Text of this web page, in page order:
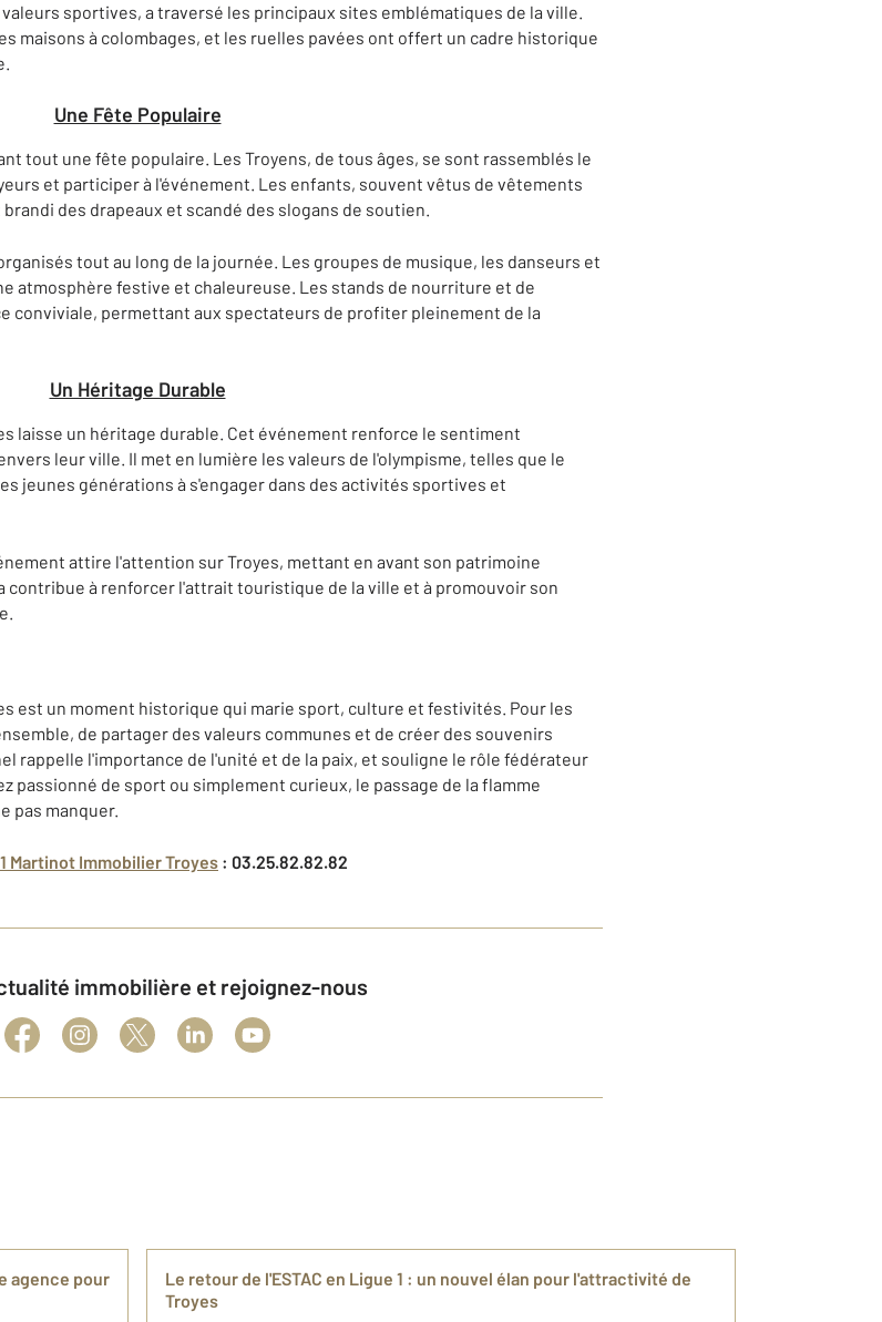
sportives, a traversé les principaux sites emblématiques de la ville.
maisons à colombages, et les ruelles pavées ont offert un cadre historique
Une Fête Populaire
tout une fête populaire. Les Troyens, de tous âges, se sont rassemblés le
et participer à l'événement. Les enfants, souvent vêtus de vêtements
des drapeaux et scandé des slogans de soutien.
tout au long de la journée. Les groupes de musique, les danseurs et
atmosphère festive et chaleureuse. Les stands de nourriture et de
conviviale, permettant aux spectateurs de profiter pleinement de la
Un Héritage Durable
laisse un héritage durable. Cet événement renforce le sentiment
leur ville. Il met en lumière les valeurs de l'olympisme, telles que le
jeunes générations à s'engager dans des activités sportives et
attire l'attention sur Troyes, mettant en avant son patrimoine
à renforcer l'attrait touristique de la ville et à promouvoir son
est un moment historique qui marie sport, culture et festivités. Pour les
de partager des valeurs communes et de créer des souvenirs
rappelle l'importance de l'unité et de la paix, et souligne le rôle fédérateur
passionné de sport ou simplement curieux, le passage de la flamme
pas manquer.
Martinot Immobilier Troyes : 03.25.82.82.82
immobilière et rejoignez-nous
agence pour
Le retour de l'ESTAC en Ligue 1 : un nouvel élan pour l'attractivité de
Troyes